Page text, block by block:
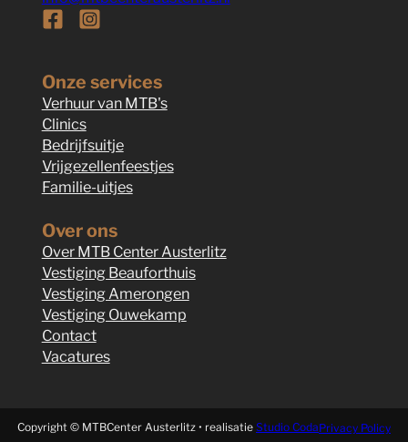
Follow us on Facebook
Follow us on Instagram
Onze services
Verhuur van MTB's
Clinics
Bedrijfsuitje
Vrijgezellenfeestjes
Familie-uitjes
Over ons
Over MTB Center Austerlitz
Vestiging Beauforthuis
Vestiging Amerongen
Vestiging Ouwekamp
Contact
Vacatures
Copyright © MTBCenter Austerlitz • realisatie Studio CodaPrivacy Policy